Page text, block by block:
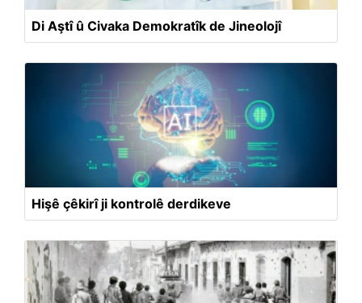
Di Aştî û Civaka Demokratîk de Jineolojî
Hişê çêkirî ji kontrolê derdikeve